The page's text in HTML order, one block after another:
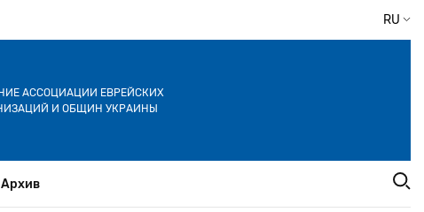
RU
АССОЦИАЦИИ ЕВРЕЙСКИХ
И ОБЩИН УКРАИНЫ
Архив